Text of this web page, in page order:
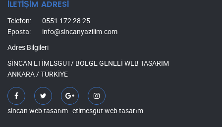
İLETİŞİM ADRESİ
Telefon:
0551 172 28 25
Eposta:
info@sincanyazilim.com
Adres Bilgileri
SİNCAN ETİMESGUT/ BÖLGE GENELİ WEB TASARIM
ANKARA / TÜRKİYE
sincan web tasarım etimesgut web tasarım